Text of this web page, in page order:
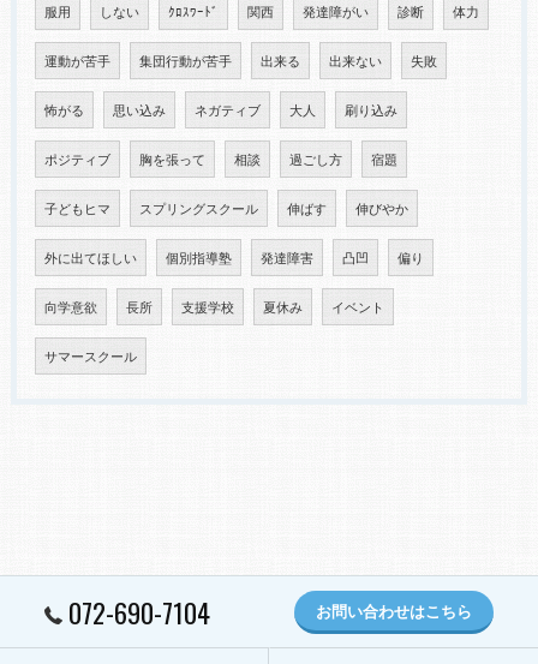
服用 しない ｸﾛｽﾜｰﾄﾞ 関西 発達障がい 診断 体力
運動が苦手 集団行動が苦手 出来る 出来ない 失敗
怖がる 思い込み ネガティブ 大人 刷り込み
ポジティブ 胸を張って 相談 過ごし方 宿題
子どもヒマ スプリングスクール 伸ばす 伸びやか
外に出てほしい 個別指導塾 発達障害 凸凹 偏り
向学意欲 長所 支援学校 夏休み イベント
サマースクール
072-690-7104 お問い合わせはこちら